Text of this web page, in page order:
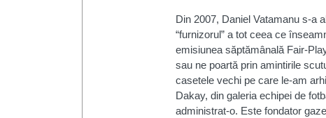
Din 2007, Daniel Vatamanu s-a
“furnizorul” a tot ceea ce
emisiunea săptămânală Fair-
sau ne poartă prin amintirile
casetele vechi pe care le-am
Dakay, din galeria echipei de
administrat-o. Este fondator